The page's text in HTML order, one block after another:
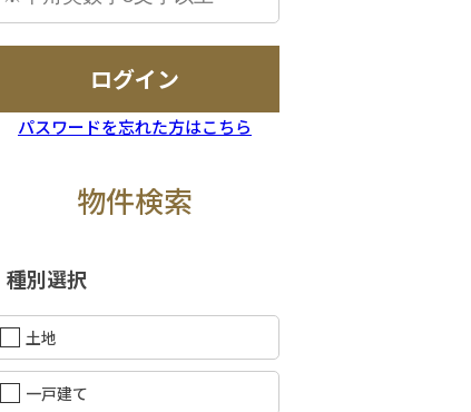
ログイン
パスワードを忘れた方はこちら
物件検索
種別選択
土地
一戸建て